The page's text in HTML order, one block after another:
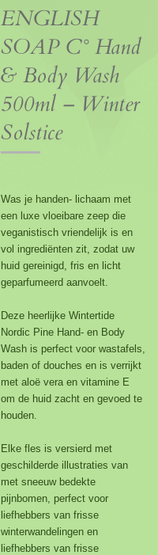
ENGLISH
SOAP C° Hand
& Body Wash
500ml – Winter
Solstice
Was je handen- lichaam met
een luxe vloeibare zeep die
veganistisch vriendelijk is en
vol ingrediënten zit, zodat uw
huid gereinigd, fris en licht
geparfumeerd aanvoelt.
Deze heerlijke Wintertide
Nordic Pine Hand- en Body
Wash is perfect voor wastafels,
baden of douches en is verrijkt
met aloë vera en vitamine E
om de huid zacht en gevoed te
houden.
Elke fles is versierd met
geschilderde illustraties van
met sneeuw bedekte
pijnbomen, perfect voor
liefhebbers van frisse
winterwandelingen en
liefhebbers van frisse